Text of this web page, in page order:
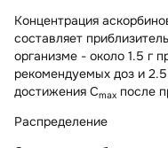
Концентрация
составляет
организме - около 1.5 г
рекомендуемых доз и
достижения Cmax после
Распределение